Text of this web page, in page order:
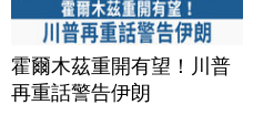
霍爾木茲重開有望！川普
再重話警告伊朗